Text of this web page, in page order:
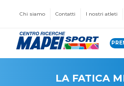
Chi siamo Contatti I nostri atleti
LA FATICA